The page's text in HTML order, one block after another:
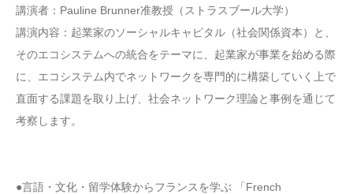
講演者：Pauline Brunner准教授（ストラスブール大学）
講演内容：起業家のソーシャルキャピタル（社会関係資本）と、
そのエコシステムへの統合をテーマに、起業家が事業を始める際
に、エコシステム内でネットワークを専門的に構築していく上で
直面する課題を取り上げ、社会ネットワーク理論と事例を通じて
考察します。
●言語・文化・留学体験からフランスを学ぶ 「French